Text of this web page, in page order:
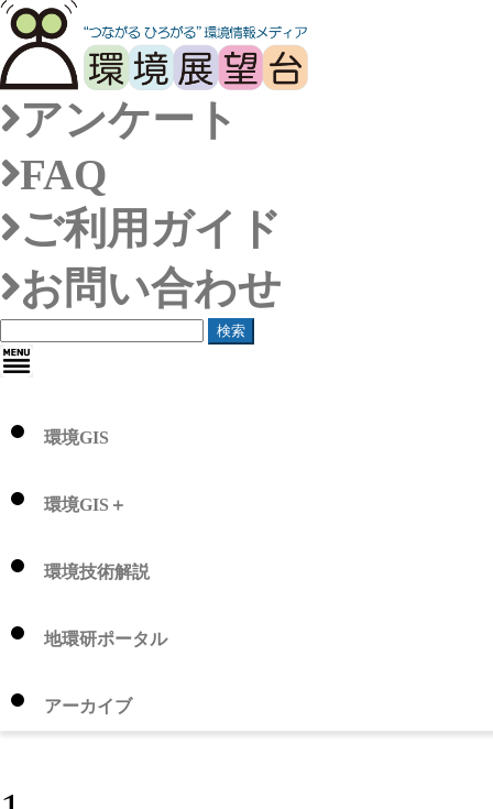
アンケート
FAQ
ご利用ガイド
お問い合わせ
検索
環境GIS
環境GIS＋
環境技術解説
地環研ポータル
アーカイブ